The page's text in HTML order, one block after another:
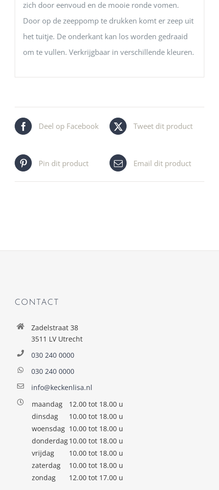
zich door eenvoud en de mooie ronde vomen.
Door op de zeeppomp te drukken komt er zeep uit
het tuitje. De onderkant kan los worden gedraaid
om te vullen. Verkrijgbaar in verschillende kleuren.
Deel op Facebook Tweet dit product
Pin dit product Email dit product
CONTACT
Zadelstraat 38
3511 LV Utrecht
030 240 0000
030 240 0000
info@keckenlisa.nl
maandag
12.00 tot 18.00 u
dinsdag
10.00 tot 18.00 u
woensdag 10.00 tot 18.00 u
donderdag10.00 tot 18.00 u
vrijdag
10.00 tot 18.00 u
zaterdag
10.00 tot 18.00 u
zondag
12.00 tot 17.00 u